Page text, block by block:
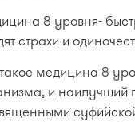
8 уровня-
страхи и
медицина 8
и наилучший